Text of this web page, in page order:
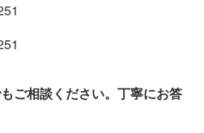
ご相談ください。丁寧にお答